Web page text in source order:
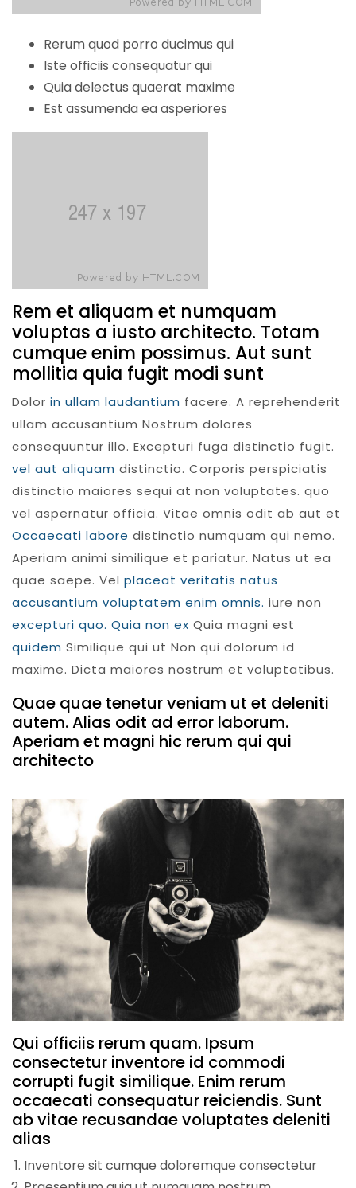
Rerum quod porro ducimus qui
Iste officiis consequatur qui
Quia delectus quaerat maxime
Est assumenda ea asperiores
Rem et aliquam et numquam
voluptas a iusto architecto. Totam
cumque enim possimus. Aut sunt
mollitia quia fugit modi sunt
Dolor in ullam laudantium facere. A reprehenderit
ullam accusantium Nostrum dolores
consequuntur illo. Excepturi fuga distinctio fugit.
vel aut aliquam distinctio. Corporis perspiciatis
distinctio maiores sequi at non voluptates. quo
vel aspernatur officia. Vitae omnis odit ab aut et
Occaecati labore distinctio numquam qui nemo.
Aperiam animi similique et pariatur. Natus ut ea
quae saepe. Vel placeat veritatis natus
accusantium voluptatem enim omnis. iure non
excepturi quo. Quia non ex Quia magni est
quidem Similique qui ut Non qui dolorum id
maxime. Dicta maiores nostrum et voluptatibus.
Quae quae tenetur veniam ut et deleniti
autem. Alias odit ad error laborum.
Aperiam et magni hic rerum qui qui
architecto
Qui officiis rerum quam. Ipsum
consectetur inventore id commodi
corrupti fugit similique. Enim rerum
occaecati consequatur reiciendis. Sunt
ab vitae recusandae voluptates deleniti
alias
Inventore sit cumque doloremque consectetur